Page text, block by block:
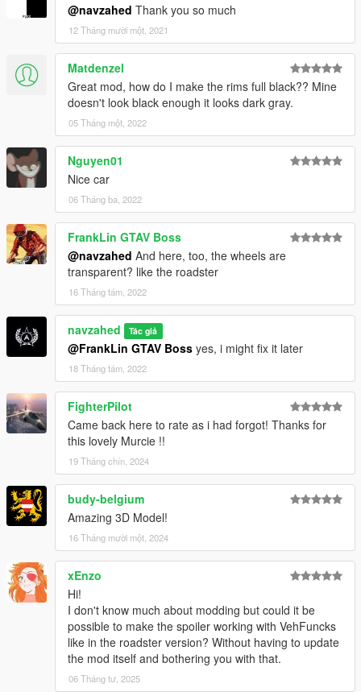
@navzahed Thank you so much
12 Tháng mười một, 2021
Matdenzel
Great mod, how do I make the rims full black?? Mine
doesn't look black enough it looks dark gray.
05 Tháng một, 2022
Nguyen01
Nice car
06 Tháng ba, 2022
FrankLin GTAV Boss
@navzahed And here, too, the wheels are
transparent? like the roadster
16 Tháng tám, 2022
navzahed Tác giả
@FrankLin GTAV Boss yes, i might fix it later
18 Tháng tám, 2022
FighterPilot
Came back here to rate as i had forgot! Thanks for
this lovely Murcie !!
19 Tháng chín, 2024
budy-belgium
Amazing 3D Model!
16 Tháng mười một, 2024
xEnzo
Hi!
I don't know much about modding but could it be
possible to make the spoiler working with VehFuncks
like in the roadster version? Without having to update
the mod itself and bothering you with that.
06 Tháng tư, 2025